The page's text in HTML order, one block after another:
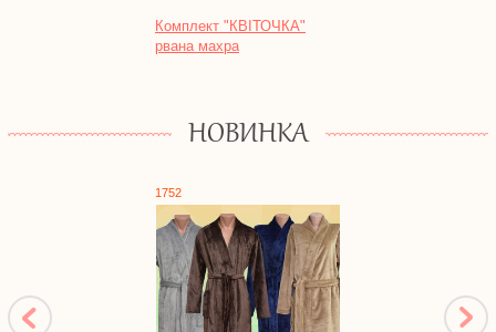
Комплект "КВІТОЧКА"
рвана махра
НОВИНКА
1752